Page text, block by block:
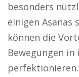
besonders
einigen Asanas
können die
Bewegungen in
perfektionieren.